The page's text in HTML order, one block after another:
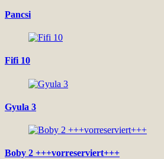
Pancsi
Fifi 10
Gyula 3
Boby 2 +++vorreserviert+++